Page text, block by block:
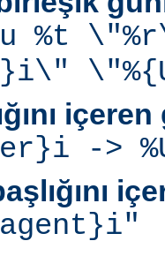
%t
->
agent}i"